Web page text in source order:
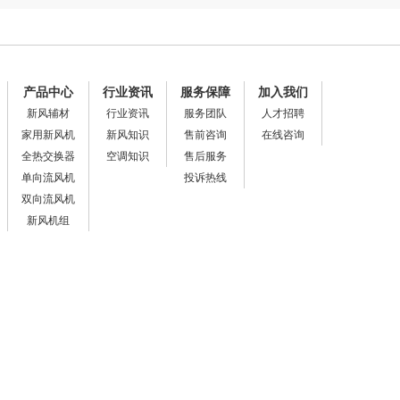
产品中心
新风辅材
家用新风机
全热交换器
单向流风机
双向流风机
新风机组
行业资讯
行业资讯
新风知识
空调知识
服务保障
服务团队
售前咨询
售后服务
投诉热线
加入我们
人才招聘
在线咨询